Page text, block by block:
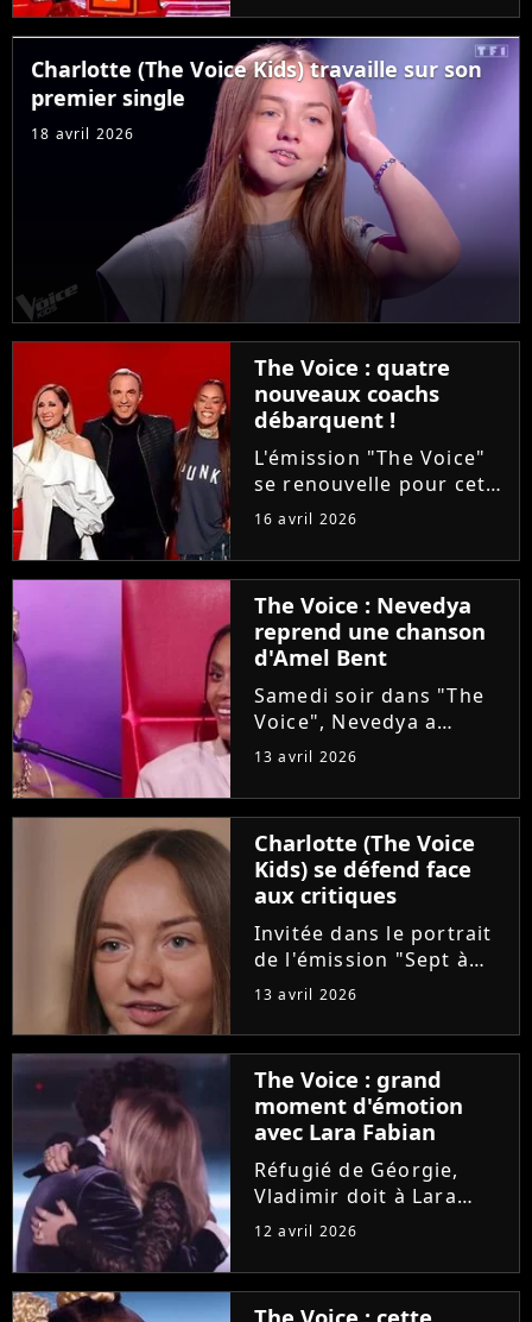
Louis Bertignac ! Coach
emblématique des deux
premières saisons, le
rockeur avait
pourtant...
Charlotte (The Voice Kids) travaille sur son
premier single
18 avril 2026
The Voice : quatre
nouveaux coachs
débarquent !
L'émission "The Voice"
se renouvelle pour cette
saison 15. Alors que les
arrivent à leur terme, la
production ajoute une
étape avant les Battles :
les Qualifications....
16 avril 2026
The Voice : Nevedya
reprend une chanson
d'Amel Bent
Samedi soir dans "The
Voice", Nevedya a
proposé une version
"Pourquoi tu restes"
d'Amel Bent. Un
moment chargé en
émotion qui n'a
néanmoins pas fait se
retourner...
13 avril 2026
Charlotte (The Voice
Kids) se défend face
aux critiques
Invitée dans le portrait
de l'émission "Sept à
Huit", Charlotte est
diagnostiqué à l'âge de
8 ans. La maladie et les
opérations de la
dernière gagnante de
"The...
13 avril 2026
The Voice : grand
moment d'émotion
avec Lara Fabian
Réfugié de Géorgie,
Vladimir doit à Lara
Fabian son
français et sa vocation
de chanteur. Sur le
12 avril 2026